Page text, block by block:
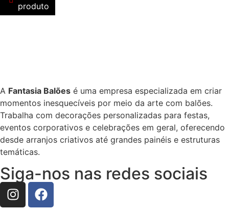
produto
A Fantasia Balões é uma empresa especializada em criar
momentos inesquecíveis por meio da arte com balões.
Trabalha com decorações personalizadas para festas,
eventos corporativos e celebrações em geral, oferecendo
desde arranjos criativos até grandes painéis e estruturas
temáticas.
Siga-nos nas redes sociais